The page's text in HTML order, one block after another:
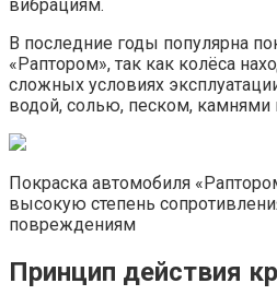
вибрациям.
В последние годы популярна
«Раптором», так как колёса
сложных условиях
водой, солью, песком, камнями
Покраска автомобиля
высокую степень
повреждениям
Принцип действия